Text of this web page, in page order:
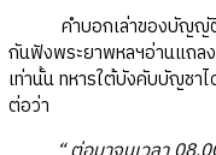
คำบอกเล่าของบัญญัติ
กันฟังพระยาพหลฯอ่านแถล
เท่านั้น ทหารใต้บังคับบัญชา
ต่อว่า